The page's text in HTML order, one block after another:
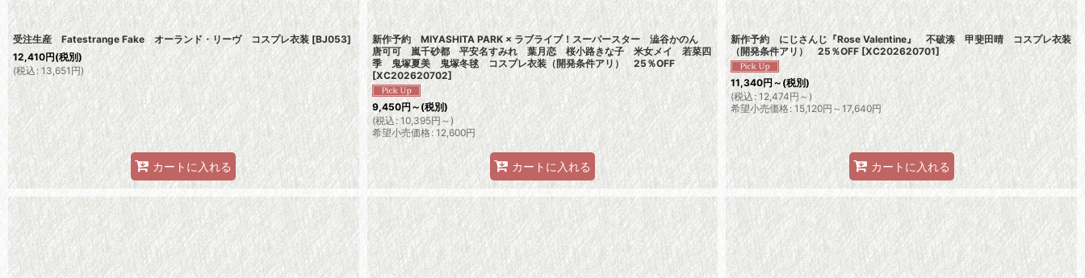
受注生産 Fatestrange Fake オーランド・リーヴ コスプレ衣装 [BJ053]
12,410円(税別)
(税込 : 13,651 円)
カートに入れる
新作予約 MIYASHITA PARK × ラブライブ！スーパースター 澁谷かのん
唐可可 嵐千砂都 平安名すみれ 葉月恋 桜小路きな子 米女メイ 若菜四
季 鬼塚夏美 鬼塚冬毬 コスプレ衣装（開発条件アリ） 25％OFF
[XC202620702]
9,450円～(税別)
(税込: 10,395円～)
希望小売価格 : 12,600円
カートに入れる
新作予約 にじさんじ『Rose Valentine』 不破湊 甲斐田晴 コスプレ衣装
（開発条件アリ） 25％OFF [XC202620701]
11,340円～(税別)
(税込 : 12,474円～ )
希望小売価格: 15,120円～17,640円
カートに入れる